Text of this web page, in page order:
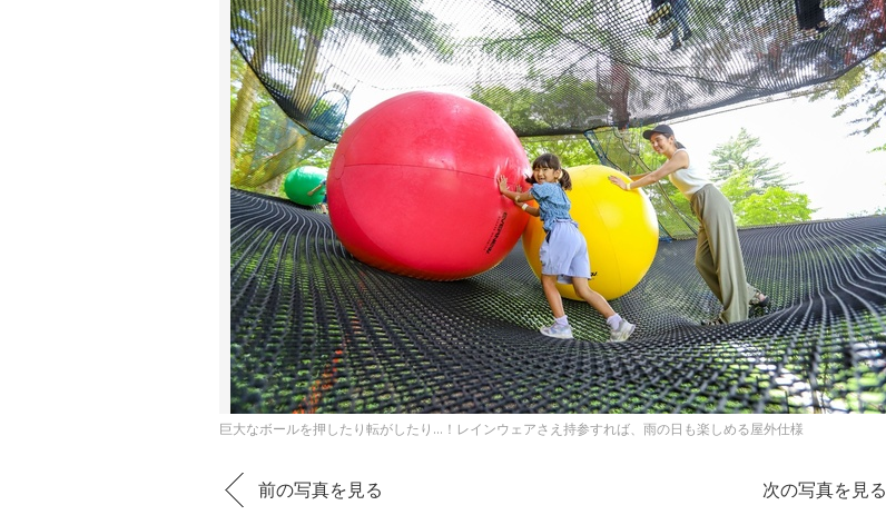
巨大なボールを押したり転がしたり…！レインウェアさえ持参すれば、雨の日も楽しめる屋外仕様
前の写真を見る 次の写真を見る